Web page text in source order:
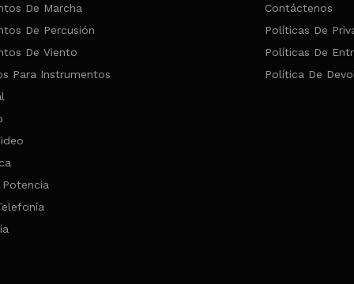
De Marcha
De Percusión
De Viento
Para Instrumentos
Potencia
Contáctenos
Políticas De
Políticas De
Política De